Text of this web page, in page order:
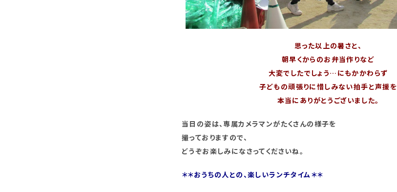
思った以上の暑さと、
朝早くからのお弁当作りなど
大変でしたでしょう…にもかかわらず
子どもの頑張りに惜しみない拍手と声援を
本当にありがとうございました。
当日の姿は、専属カメラマンがたくさんの様子を
撮っておりますので、
どうぞお楽しみになさってくださいね。
＊＊おうちの人との、楽しいランチタイム＊＊